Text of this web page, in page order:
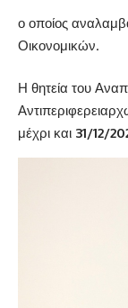
ο οποίος
Οικονομικών.
Η θητεία του
μέχρι και 31/12/